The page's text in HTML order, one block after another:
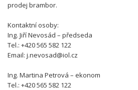
prodej brambor.
Kontaktní osoby:
Ing. Jiří Nevosád – předseda
Tel.: +420 565 582 122
Email: j.nevosad@iol.cz
Ing. Martina Petrová – ekonom
Tel.: +420 565 582 122